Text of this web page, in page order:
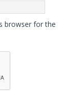
browser for the